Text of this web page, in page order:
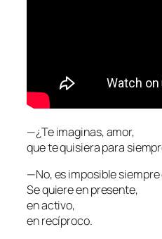
—¿Te imaginas, amor,
que te quisiera para
—No, es imposible siempre
Se quiere en presente,
en activo,
en recíproco.